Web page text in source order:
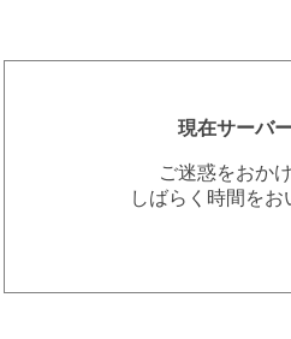
現在サーバ
ご迷惑をおか
しばらく時間を